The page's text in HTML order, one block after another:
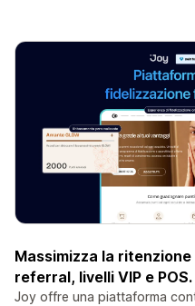
Massimizza la
referral, livelli VIP e POS.
Joy offre una piattaforma